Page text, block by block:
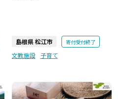
島根県 松江市 寄付受付終了
文教施設 子育て